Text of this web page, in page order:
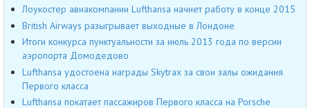
Лоукостер авиакомпании Lufthansa начнет работу в конце 2015
British Airways разыгрывает выходные в Лондоне
Итоги конкурса пунктуальности за июль 2013 года по версии
аэропорта Домодедово
Lufthansa удостоена награды Skytrax за свои залы ожидания
Первого класса
Lufthansa покатает пассажиров Первого класса на Porsche